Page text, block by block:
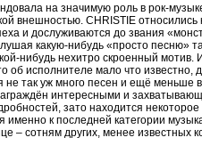
на значимую роль в рок-
внешностью. CHRISTIE
и дослуживаются до звания
какую-нибудь «просто песню»
нибудь нехитро скроенный
об исполнителе мало что известно,
не так уж много песен и ещё
интересными и
зато находится
именно к последней категории
– сотням других, менее